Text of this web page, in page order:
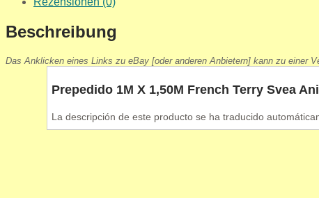
Beschreibung
Das Anklicken eines Links zu eBay [oder anderen Anbietern] kann zu einer
Prepedido 1M X 1,50M French Terry Svea
La descripción de este producto se ha traducido